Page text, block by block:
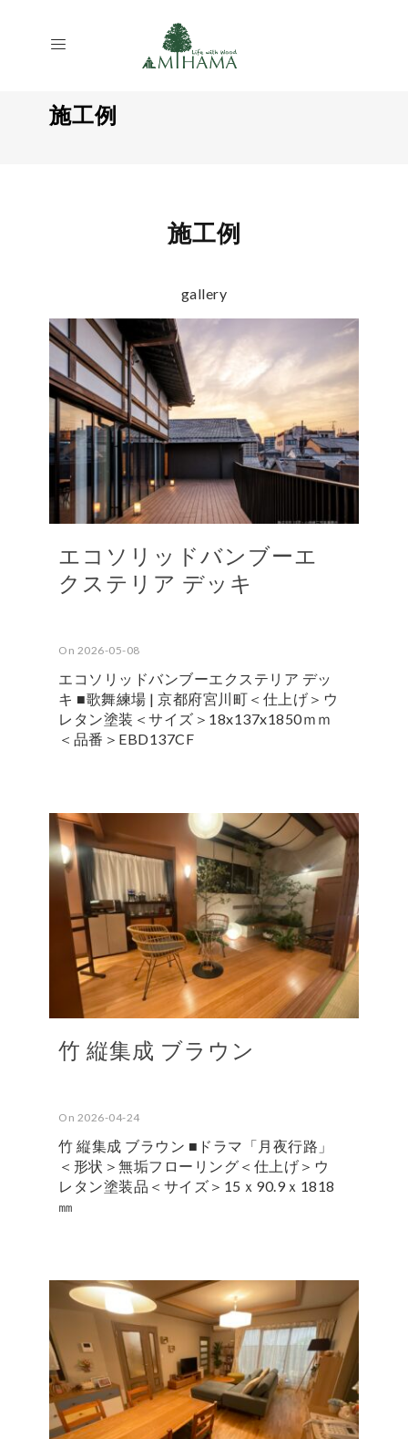
施工例
施工例
gallery
エコソリッドバンブーエ
クステリア デッキ
On 2026-05-08
エコソリッドバンブーエクステリア デッ
キ ■歌舞練場 | 京都府宮川町＜仕上げ＞ウ
レタン塗装＜サイズ＞18x137x1850ｍｍ
＜品番＞EBD137CF
竹 縦集成 ブラウン
On 2026-04-24
竹 縦集成 ブラウン ■ドラマ「月夜行路」
＜形状＞無垢フローリング＜仕上げ＞ウ
レタン塗装品＜サイズ＞15ｘ90.9ｘ1818
㎜